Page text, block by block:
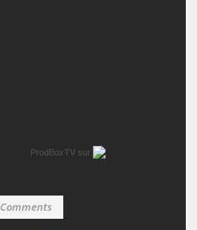
ProdBoxTV sur
Comments